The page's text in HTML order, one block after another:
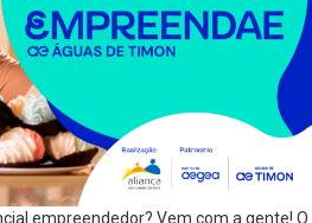
empreendedor? Vem com a gente! O